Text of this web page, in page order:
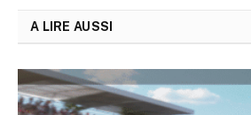
A LIRE AUSSI